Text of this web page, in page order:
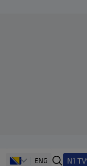
ENG N1 TV